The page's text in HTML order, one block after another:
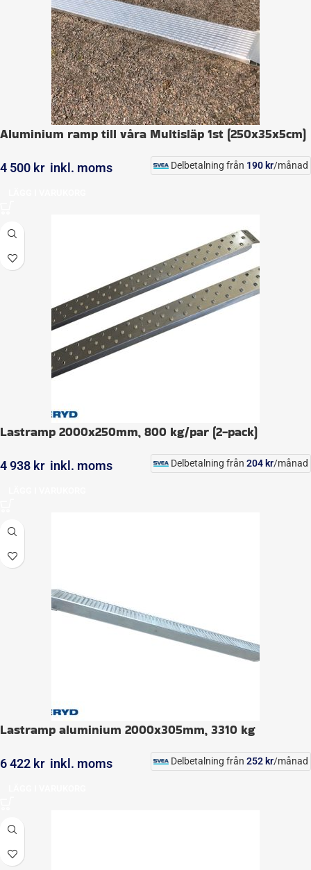
Aluminium ramp till våra Multisläp 1st (250x35x5cm)
4 500 kr inkl. moms Delbetalning från 190 kr/månad
Lastramp 2000x250mm, 800 kg/par (2-pack)
4 938 kr inkl. moms Delbetalning från 204 kr/månad
Lastramp aluminium 2000x305mm, 3310 kg
6 422 kr inkl. moms Delbetalning från 252 kr/månad